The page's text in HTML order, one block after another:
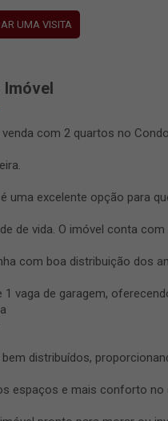
UMA VISITA
Imóvel
com 2 quartos no
uma excelente opção para
de vida. O imóvel conta com
com boa distribuição dos
1 vaga de garagem,
distribuídos,
espaços e mais conforto no